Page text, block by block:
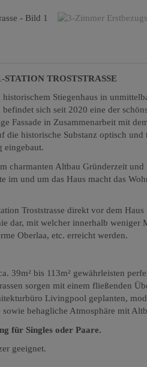
TROSTSTRASSE
Stiegenhaus in
sich seit 2020 eine der
Fassade in Zusammenarbeit mit
historische Substanz optisch und
eingebaut.
charmanten Altbau Gründerzeit und
und um das Haus macht das
Troststrasse direkt vor dem Haus
dar, mit welcher innerhalb weniger
Oberlaa, etc. erreicht werden.
39m² bis 113m² gewährleisten
sorgen mit einem fließenden
Livingpool geplanten,
behagliche Atmosphäre mit
für Singles oder Paare.
geeignet.